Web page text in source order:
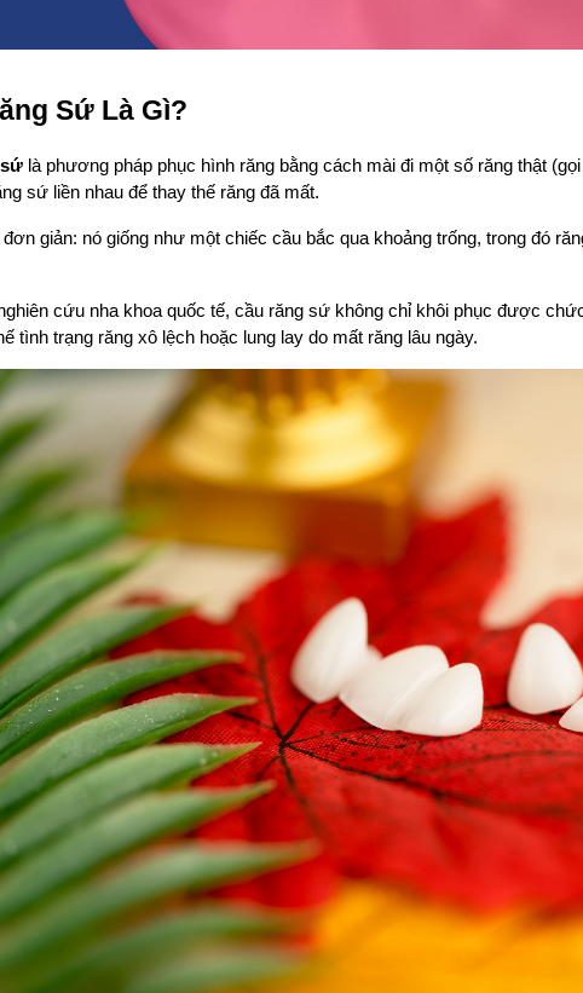
Sứ Là Gì?
là phương pháp phục hình răng bằng cách mài đi một số răng thật
sứ liền nhau để thay thế răng đã mất.
đơn giản: nó giống như một chiếc cầu bắc qua khoảng trống, trong đó
cứu nha khoa quốc tế, cầu răng sứ không chỉ khôi phục được
tình trạng răng xô lệch hoặc lung lay do mất răng lâu ngày.